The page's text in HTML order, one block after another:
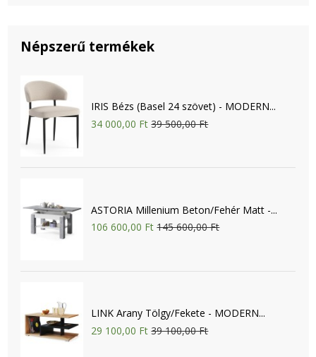
Népszerű termékek
IRIS Bézs (Basel 24 szövet) - MODERN...
34 000,00 Ft 39 500,00 Ft
ASTORIA Millenium Beton/Fehér Matt -...
106 600,00 Ft 145 600,00 Ft
LINK Arany Tölgy/Fekete - MODERN...
29 100,00 Ft 39 100,00 Ft